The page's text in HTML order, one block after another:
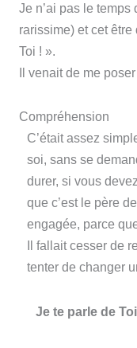
Je n’ai pas le temps
rarissime) et cet
Toi ! ».
Il venait de me
Compréhension
C’était assez
soi, sans se
durer, si vous
que c’est le père
engagée, parce
Il fallait cesser de
tenter de changer
Je te parle de